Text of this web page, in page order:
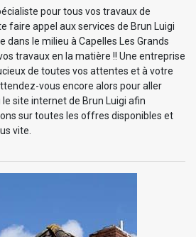
pour tous vos travaux de
faire appel aux services de Brun Luigi
dans le milieu à Capelles Les Grands
travaux en la matière !! Une entreprise
de toutes vos attentes et à votre
vous encore alors pour aller
site internet de Brun Luigi afin
sur toutes les offres disponibles et
vite.